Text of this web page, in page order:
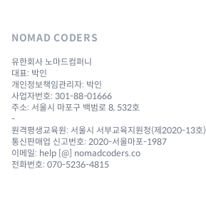
NOMAD CODERS
유한회사 노마드컴퍼니
대표: 박인
개인정보책임관리자: 박인
사업자번호: 301-88-01666
주소: 서울시 마포구 백범로 8, 532호
-
원격평생교육원: 서울시 서부교육지원청(제2020-13호)
통신판매업 신고번호: 2020-서울마포-1987
이메일: help [@] nomadcoders.co
전화번호: 070-5236-4815